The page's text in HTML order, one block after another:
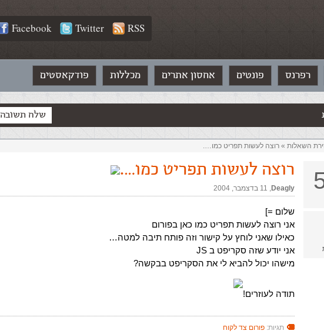
Facebook Twitter RSS
רפרנס פונטים אחסון אתרים מכללות פודקאסטים
שלח תשובה
השאלות‏ » רוצה לעשות תפריט כמו….
רוצה לעשות תפריט כמו….
Deagly
,‏ 11 בדצמבר, 2004
שלום =]
אני רוצה לעשות תפריט כמו כאן בפורום
כאילו שאני לוחץ על קישור וזה פותח תיבה למטה…
אני יודע שזה סקריפט ב JS
מישהו יכול להביא לי את הסקריפט בבקשה?
תודה לעוזרים!
תגיות: פורום צד לקוח